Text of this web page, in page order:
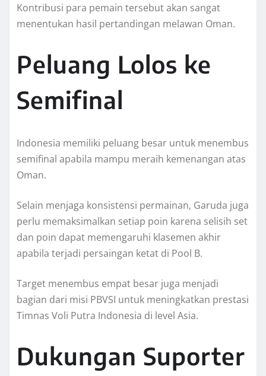
Kontribusi para pemain tersebut akan sangat
menentukan hasil pertandingan melawan Oman.
Peluang Lolos ke
Semifinal
Indonesia memiliki peluang besar untuk menembus
semifinal apabila mampu meraih kemenangan atas
Oman.
Selain menjaga konsistensi permainan, Garuda juga
perlu memaksimalkan setiap poin karena selisih set
dan poin dapat memengaruhi klasemen akhir
apabila terjadi persaingan ketat di Pool B.
Target menembus empat besar juga menjadi
bagian dari misi PBVSI untuk meningkatkan prestasi
Timnas Voli Putra Indonesia di level Asia.
Dukungan Suporter